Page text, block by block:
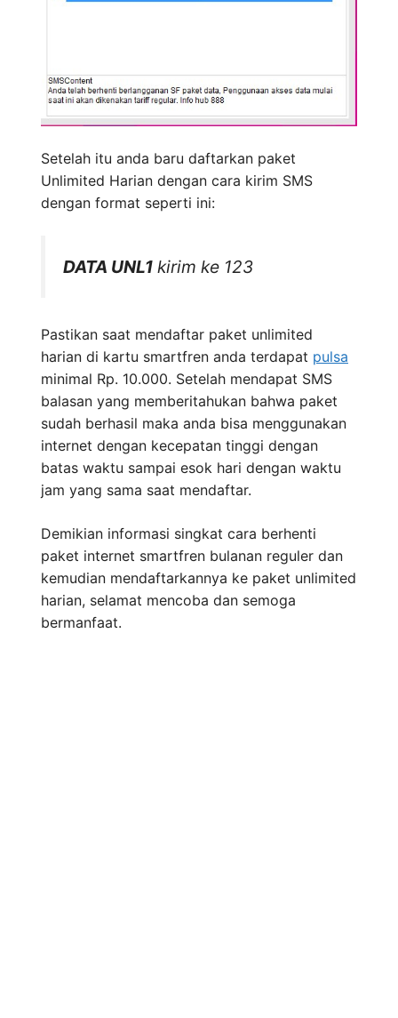
Setelah itu anda baru daftarkan paket
Unlimited Harian dengan cara kirim SMS
dengan format seperti ini:
DATA UNL1 kirim ke 123
Pastikan saat mendaftar paket unlimited
harian di kartu smartfren anda terdapat pulsa
minimal Rp. 10.000. Setelah mendapat SMS
balasan yang memberitahukan bahwa paket
sudah berhasil maka anda bisa menggunakan
internet dengan kecepatan tinggi dengan
batas waktu sampai esok hari dengan waktu
jam yang sama saat mendaftar.
Demikian informasi singkat cara berhenti
paket internet smartfren bulanan reguler dan
kemudian mendaftarkannya ke paket unlimited
harian, selamat mencoba dan semoga
bermanfaat.